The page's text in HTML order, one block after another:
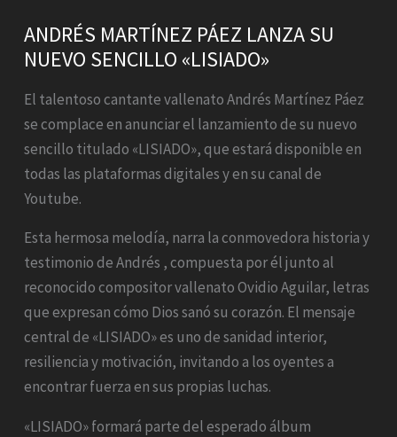
ANDRÉS MARTÍNEZ PÁEZ LANZA SU
NUEVO SENCILLO «LISIADO»
El talentoso cantante vallenato Andrés Martínez Páez
se complace en anunciar el lanzamiento de su nuevo
sencillo titulado «LISIADO», que estará disponible en
todas las plataformas digitales y en su canal de
Youtube.
Esta hermosa melodía, narra la conmovedora historia y
testimonio de Andrés , compuesta por él junto al
reconocido compositor vallenato Ovidio Aguilar, letras
que expresan cómo Dios sanó su corazón. El mensaje
central de «LISIADO» es uno de sanidad interior,
resiliencia y motivación, invitando a los oyentes a
encontrar fuerza en sus propias luchas.
«LISIADO» formará parte del esperado álbum